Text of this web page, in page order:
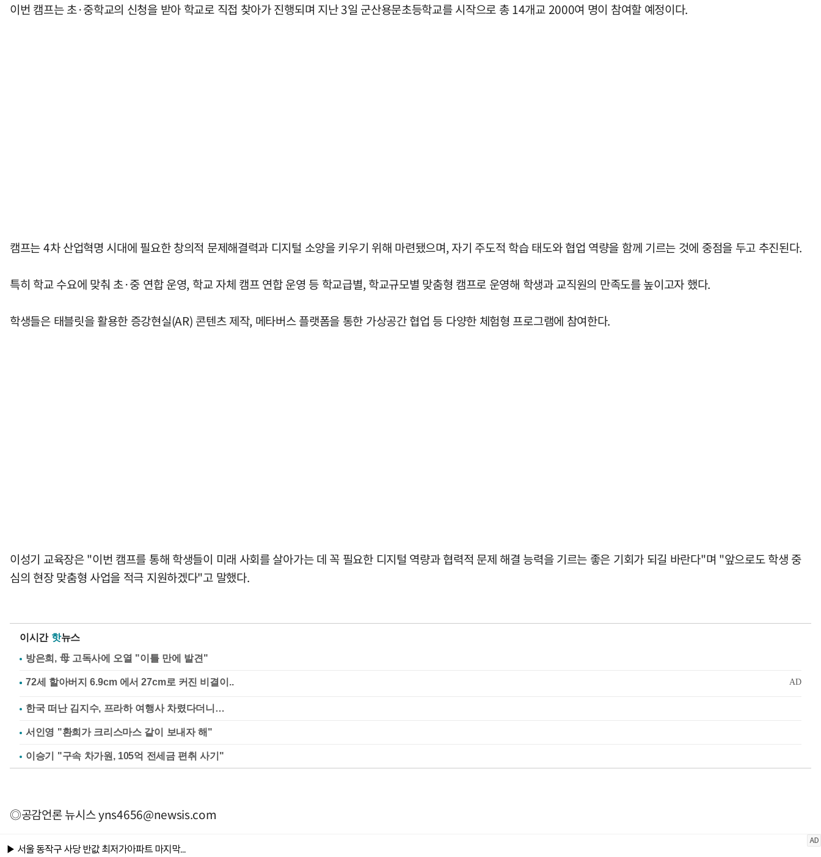
이번 캠프는 초·중학교의 신청을 받아 학교로 직접 찾아가 진행되며 지난 3일 군산용문초등학교를 시작으로 총 14개교 2000여 명이 참여할 예정이다.
캠프는 4차 산업혁명 시대에 필요한 창의적 문제해결력과 디지털 소양을 키우기 위해 마련됐으며, 자기 주도적 학습 태도와 협업 역량을 함께 기르는 것에 중점을 두고 추진된다.
특히 학교 수요에 맞춰 초·중 연합 운영, 학교 자체 캠프 연합 운영 등 학교급별, 학교규모별 맞춤형 캠프로 운영해 학생과 교직원의 만족도를 높이고자 했다.
학생들은 태블릿을 활용한 증강현실(AR) 콘텐츠 제작, 메타버스 플랫폼을 통한 가상공간 협업 등 다양한 체험형 프로그램에 참여한다.
이성기 교육장은 "이번 캠프를 통해 학생들이 미래 사회를 살아가는 데 꼭 필요한 디지털 역량과 협력적 문제 해결 능력을 기르는 좋은 기회가 되길 바란다"며 "앞으로도 학생 중
심의 현장 맞춤형 사업을 적극 지원하겠다"고 말했다.
이시간 핫뉴스
방은희, 母 고독사에 오열 "이틀 만에 발견"
한국 떠난 김지수, 프라하 여행사 차렸다더니…
서인영 "환희가 크리스마스 같이 보내자 해"
이승기 "구속 차가원, 105억 전세금 편취 사기"
◎공감언론 뉴시스yns4656@newsis.com